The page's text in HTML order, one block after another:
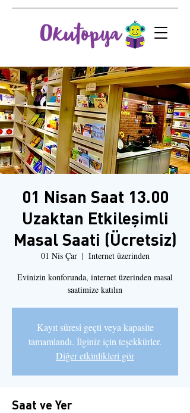
01 Nisan Saat 13.00
Uzaktan Etkileşimli
Masal Saati (Ücretsiz)
01 Nis Çar
  |
Internet üzerinden
Evinizin konforunda, internet üzerinden masal
saatimize katılın
Kayıt süresi geçti veya kapasite
tamamlandı. İlginiz için teşekkürler.
Diğer etkinlikleri gör
Saat ve Yer